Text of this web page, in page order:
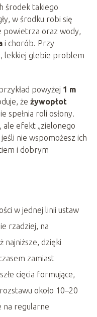
środek takiego
w środku robi się
powietrza oraz wody,
i chorób. Przy
lekkiej glebie problem
powyżej 1 m
że żywopłot
spełnia roli osłony.
ale efekt „zielonego
nie wspomożesz ich
i dobrym
w jednej linii ustaw
rzadziej, na
najniższe, dzięki
zamiast
cięcia formujące,
około 10–20
na regularne